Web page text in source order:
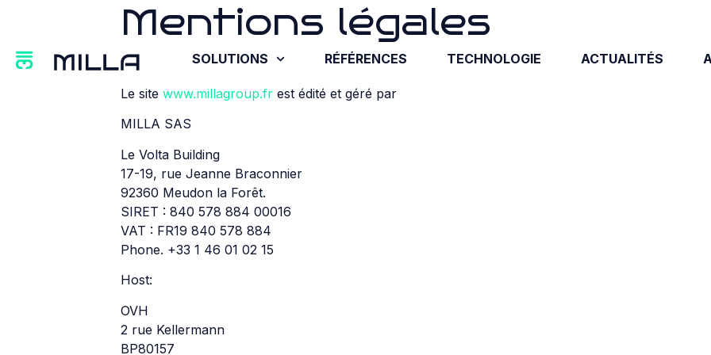
SOLUTIONS RÉFÉRENCES TECHNOLOGIE ACTUALITÉS
Mentions légales
Le site www.millagroup.fr est édité et géré par
MILLA SAS
Le Volta Building
17-19, rue Jeanne Braconnier
92360 Meudon la Forêt.
SIRET : 840 578 884 00016
VAT : FR19 840 578 884
Phone. +33 1 46 01 02 15
Host:
OVH
2 rue Kellermann
BP80157